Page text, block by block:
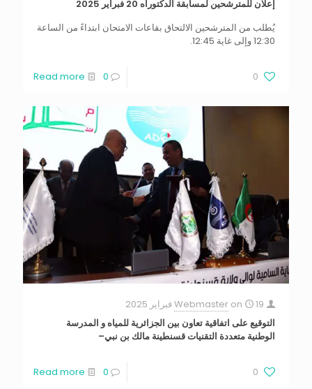
إعلان للمترشحين لمسابقة الدكتوراه 20 فبراير 2025
يُطلب من المترشحين الالتحاق بقاعات الامتحان ابتداءً من الساعة
12:30 وإلى غاية 12:45.
0
0
Read more
Webmaster on
19 فبراير 2025
التوقيع على اتفاقية تعاون بين الجزائرية للمياه و المدرسة
الوطنية متعددة التقنيات قسنطينة مالك بن نبي–‎
0
0
Read more